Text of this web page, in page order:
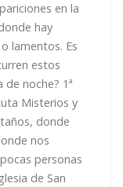
en la
hay
lamentos. Es
estos
noche? 1ª
Misterios y
donde
nos
personas
de San